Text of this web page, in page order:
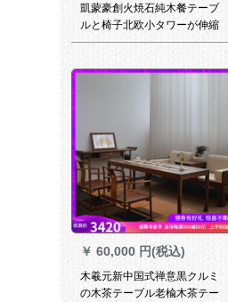
凱蒙豪創火焼石純木餐テーブ
ルと椅子北欧小タワーが伸縮
できるテーブル火災石食テー
ーブル
￥ 60,000 円(税込)
木羲元新中国式禅意黒クルミ
の木茶テーブル老楡木茶テー